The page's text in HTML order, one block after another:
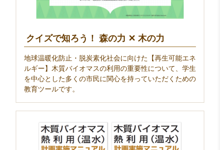
クイズで知ろう！ 森の力 ✕ 木の力
地球温暖化防止・脱炭素化社会に向けた【再生可能エネ
ルギー】木質バイオマスの利用の重要性について、学生
を中心とした多くの市民に関心を持っていただくための
教育ツールです。